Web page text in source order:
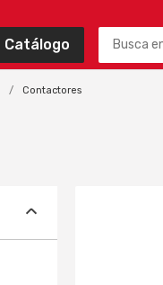
Catálogo
Contactores